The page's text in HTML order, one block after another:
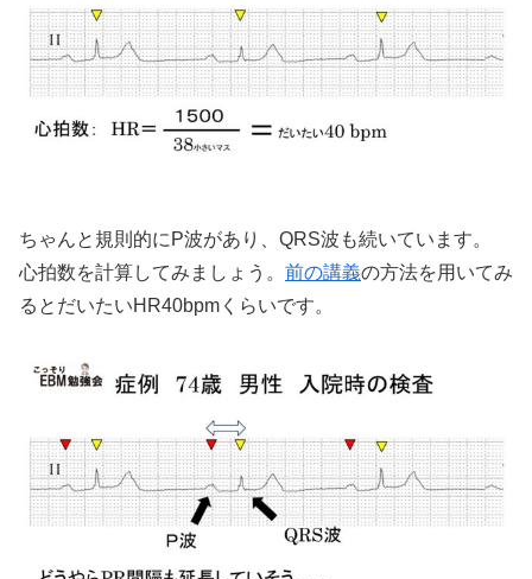
ちゃんと規則的にP波があり、QRS波も続いています。
心拍数を計算してみましょう。 前の講義の方法を用いてみ
るとだいたいHR40bpmくらいです。